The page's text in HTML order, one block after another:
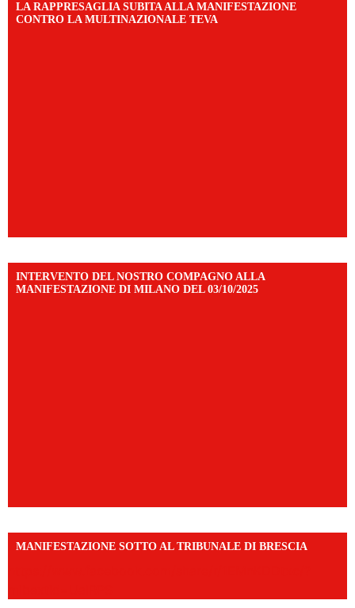
LA RAPPRESAGLIA SUBITA ALLA MANIFESTAZIONE
CONTRO LA MULTINAZIONALE TEVA
INTERVENTO DEL NOSTRO COMPAGNO ALLA
MANIFESTAZIONE DI MILANO DEL 03/10/2025
MANIFESTAZIONE SOTTO AL TRIBUNALE DI BRESCIA